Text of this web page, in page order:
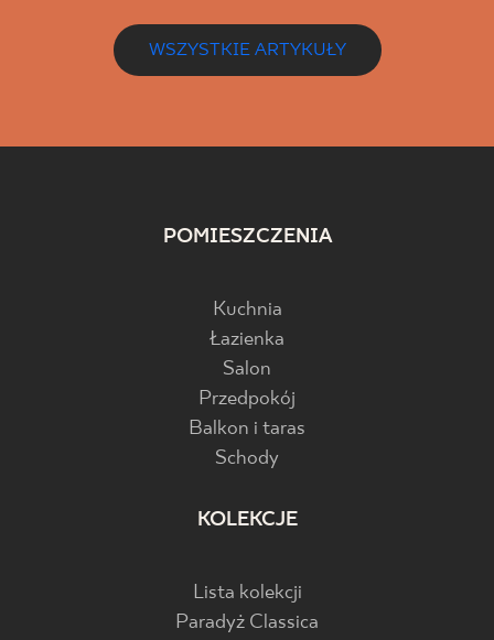
WSZYSTKIE ARTYKUŁY
POMIESZCZENIA
Kuchnia
Łazienka
Salon
Przedpokój
Balkon i taras
Schody
KOLEKCJE
Lista kolekcji
Paradyż Classica